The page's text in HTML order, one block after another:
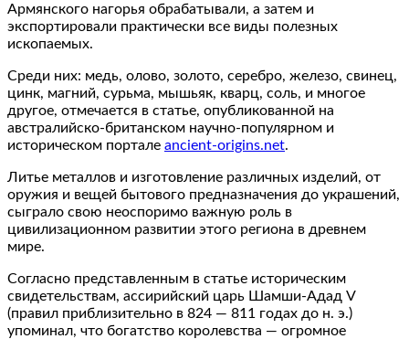
Армянского нагорья обрабатывали, а затем и
экспортировали практически все виды полезных
ископаемых.
Среди них: медь, олово, золото, серебро, железо, свинец,
цинк, магний, сурьма, мышьяк, кварц, соль, и многое
другое, отмечается в статье, опубликованной на
австралийско-британском научно-популярном и
историческом портале ancient-origins.net.
Литье металлов и изготовление различных изделий, от
оружия и вещей бытового предназначения до украшений,
сыграло свою неоспоримо важную роль в
цивилизационном развитии этого региона в древнем
мире.
Согласно представленным в статье историческим
свидетельствам, ассирийский царь Шамши-Адад V
(правил приблизительно в 824 — 811 годах до н. э.)
упоминал, что богатство королевства — огромное